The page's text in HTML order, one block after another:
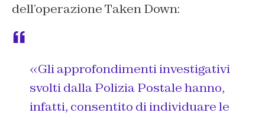
dell’operazione Taken Down:
«Gli approfondimenti investigativi
svolti dalla Polizia Postale hanno,
infatti, consentito di individuare le